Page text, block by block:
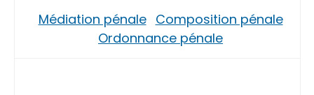
Médiation pénale Composition pénale
Ordonnance pénale